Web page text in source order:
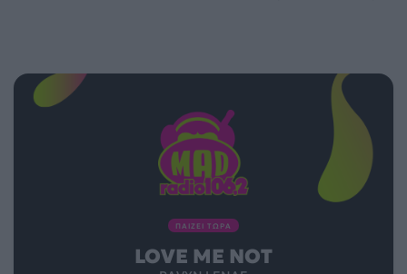
ΠΑΙΖΕΙ ΤΩΡΑ
LOVE ME NOT